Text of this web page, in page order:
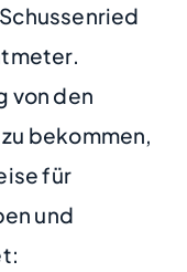
von den
bekommen,
für
und